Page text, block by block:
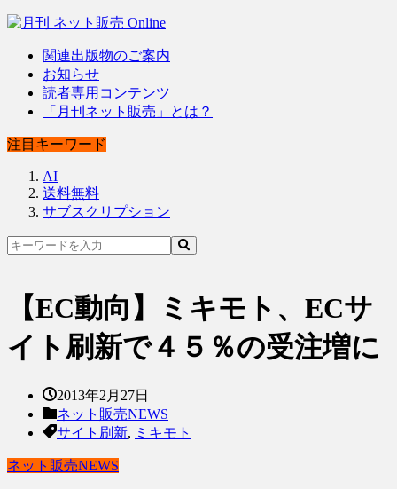
関連出版物のご案内
お知らせ
読者専用コンテンツ
「月刊ネット販売」とは？
注目キーワード
AI
送料無料
サブスクリプション
【EC動向】ミキモト、ECサ
イト刷新で４５％の受注増に
2013年2月27日
ネット販売NEWS
サイト刷新, ミキモト
ネット販売NEWS